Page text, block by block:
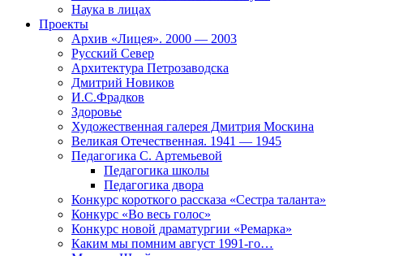
Наука в лицах
Проекты
Архив «Лицея». 2000 — 2003
Русский Север
Архитектура Петрозаводска
Дмитрий Новиков
И.С.Фрадков
Здоровье
Художественная галерея Дмитрия Москина
Великая Отечественная. 1941 — 1945
Педагогика С. Артемьевой
Педагогика школы
Педагогика двора
Конкурс короткого рассказа «Сестра таланта»
Конкурс «Во весь голос»
Конкурс новой драматургии «Ремарка»
Каким мы помним август 1991-го…